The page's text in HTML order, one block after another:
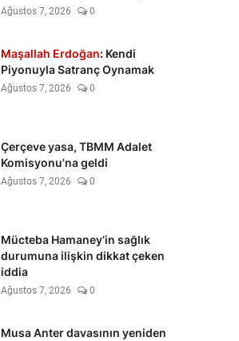
Ağustos 7, 2026 0
Maşallah Erdoğan: Kendi
Piyonuyla Satranç Oynamak
Ağustos 7, 2026 0
Çerçeve yasa, TBMM Adalet
Komisyonu'na geldi
Ağustos 7, 2026 0
Mücteba Hamaney’in sağlık
durumuna ilişkin dikkat çeken
iddia
Ağustos 7, 2026 0
Musa Anter davasının yeniden